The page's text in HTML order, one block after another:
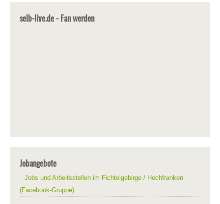
selb-live.de - Fan werden
Jobangebote
Jobs und Arbeitsstellen im Fichtelgebirge / Hochfranken
(Facebook-Gruppe)